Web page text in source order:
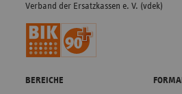
Verband der Ersatzkassen e. V. (vdek)
BEREICHE